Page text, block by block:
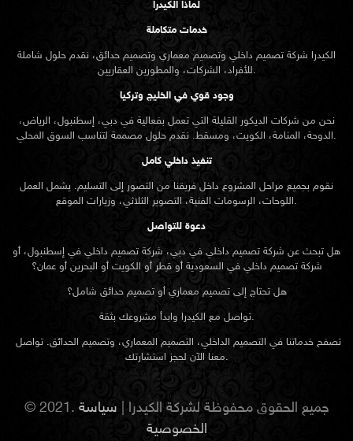
لماذا الكيدرا
خدمات متكاملة
الكيدرا شركة تصميم داخلي وتصميم معماري وتصميم حدائق، نقدم حلول شاملة
للأفراد، الشركات، والمطورين العقاريين.
وجود قوي في الخليج وتركيا
نحن من شركات الديكور القليلة التي تعمل بفعالية في دبي، إسطنبول، الرياض،
الدوحة، المنامة، الكويت، ومسقط. نقدم حلول مصممة لتناسب السوق المحلي.
تنفيذ داخلي كامل
نقوم بجميع مراحل المشروع داخل فريقنا من التصور إلى التسليم. يشمل العمل
اللوحات، الرسومات الفنية، التصوير الثلاثي، وزيارات الموقع.
دعوة للتواصل
هل تبحث عن شركة تصميم داخلي في دبي، شركة تصميم داخلي في إسطنبول، أو
شركة تصميم داخلي في السعودية أو قطر أو الكويت أو البحرين أو عمان؟
هل تحتاج إلى تصميم معماري أو تصميم حدائق شامل؟
تواصل مع الكيدرا وابدأ مشروعك بثقة.
معنا الآن لحجز استشارتك.
© 2021. جميع الحقوق محفوظة لشركة الكيدرا | سياسة
الخصوصية